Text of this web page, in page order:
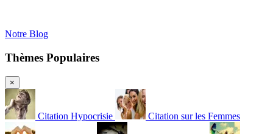
Notre Blog
Thèmes Populaires
×
Citation Hypocrisie Citation sur les Femmes